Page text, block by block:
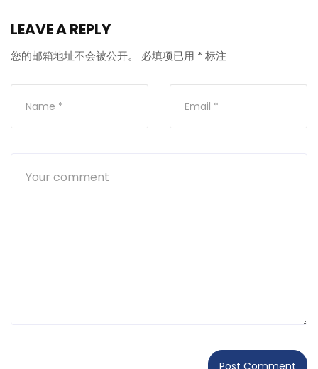
LEAVE A REPLY
您的邮箱地址不会被公开。 必填项已用 * 标注